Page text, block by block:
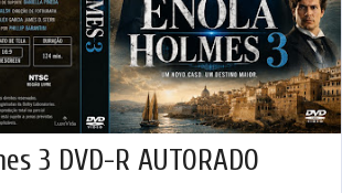
3 DVD-R AUTORADO